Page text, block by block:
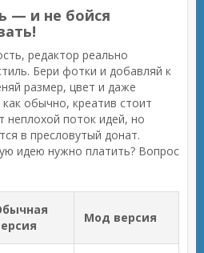
— и не бойся
редактор реально
Бери фотки и добавляй к
размер, цвет и даже
обычно, креатив стоит
неплохой поток идей, но
в пресловутый донат.
идею нужно платить? Вопрос
Мод версия